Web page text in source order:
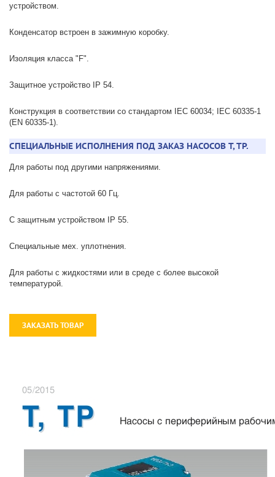
устройством.
Конденсатор встроен в зажимную коробку.
Изоляция класса "F".
Защитное устройство IP 54.
Конструкция в соответствии со стандартом IEC 60034; IEC 60335-1
(EN 60335-1).
СПЕЦИАЛЬНЫЕ ИСПОЛНЕНИЯ ПОД ЗАКАЗ НАСОСОВ T, TP.
Для работы под другими напряжениями.
Для работы с частотой 60 Гц.
С защитным устройством IP 55.
Специальные мех. уплотнения.
Для работы с жидкостями или в среде с более высокой
температурой.
ЗАКАЗАТЬ ТОВАР